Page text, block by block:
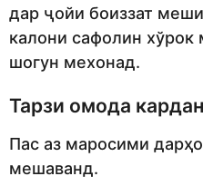
дар ҷойи боиззат
калони сафолин
шогун мехонад.
Тарзи омода
Пас аз маросими
мешаванд.